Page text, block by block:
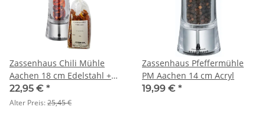
Zassenhaus Chili Mühle
Aachen 18 cm Edelstahl +
Chili 30 g
22,95 € *
Alter Preis:25,45 €
Zassenhaus Pfeffermühle
PM Aachen 14 cm Acryl
19,99 € *